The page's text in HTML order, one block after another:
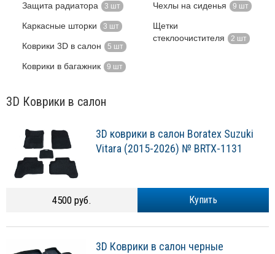
Защита радиатора 3 шт
Каркасные шторки 3 шт
Коврики 3D в салон 5 шт
Коврики в багажник 9 шт
Чехлы на сиденья 9 шт
Щетки
стеклоочистителя
2 шт
3D Коврики в салон
3D коврики в салон Boratex Suzuki
Vitara (2015-2026) № BRTX-1131
Купить
4500 руб.
3D Коврики в салон черные